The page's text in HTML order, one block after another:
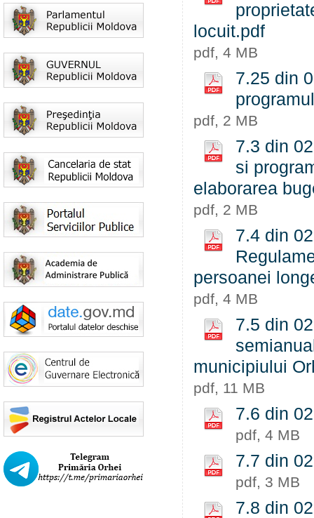
locuit.pdf
pdf, 4 MB
7.25 din
pdf, 2 MB
7.3 din
si
elaborarea
pdf, 2 MB
7.4 din
persoanei
pdf, 4 MB
7.5 din
municipiului
pdf, 11 MB
7.6 din
pdf, 4 MB
7.7 din
pdf, 3 MB
7.8 din